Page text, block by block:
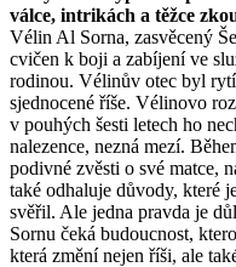
válce, intrikách a těžce
Vélin Al Sorna, zasvěcený
cvičen k boji a zabíjení ve
rodinou. Vélinův otec byl
sjednocené říše. Vélinovo
v pouhých šesti letech ho
nalezence, nezná mezí.
podivné zvěsti o své matce,
také odhaluje důvody, které
svěřil. Ale jedna pravda je
Sornu čeká budoucnost,
která změní nejen říši, ale